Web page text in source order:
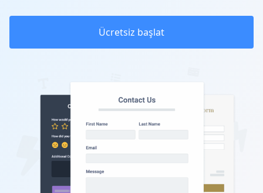
Ücretsiz başlat